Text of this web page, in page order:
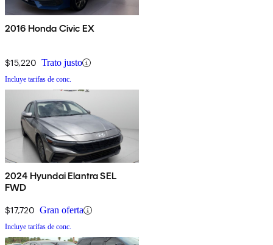
2016 Honda Civic EX
$15,220 Trato justo
Incluye tarifas de conc.
2024 Hyundai Elantra SEL
FWD
$17,720 Gran oferta
Incluye tarifas de conc.